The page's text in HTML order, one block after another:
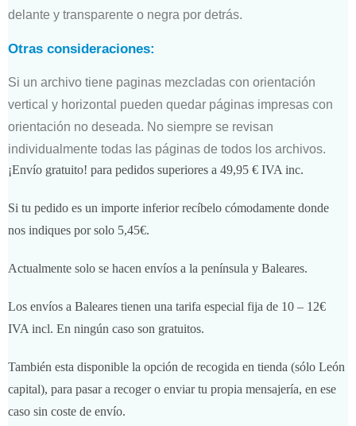
delante y transparente o negra por detrás.
Otras consideraciones:
Si un archivo tiene paginas mezcladas con orientación
vertical y horizontal pueden quedar páginas impresas con
orientación no deseada. No siempre se revisan
individualmente todas las páginas de todos los archivos.
¡Envío gratuito! para pedidos superiores a 49,95 € IVA inc.
Si tu pedido es un importe inferior recíbelo cómodamente donde
nos indiques por solo 5,45€.
Actualmente solo se hacen envíos a la península y Baleares.
Los envíos a Baleares tienen una tarifa especial fija de 10 – 12€
IVA incl. En ningún caso son gratuitos.
También esta disponible la opción de recogida en tienda (sólo León
capital), para pasar a recoger o enviar tu propia mensajería, en ese
caso sin coste de envío.